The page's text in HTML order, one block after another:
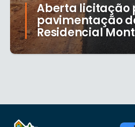
Aberta licitação
pavimentação
Residencial